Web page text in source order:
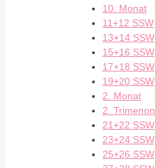
10. Monat
11+12 SSW
13+14 SSW
15+16 SSW
17+18 SSW
19+20 SSW
2. Monat
2. Trimenon
21+22 SSW
23+24 SSW
25+26 SSW